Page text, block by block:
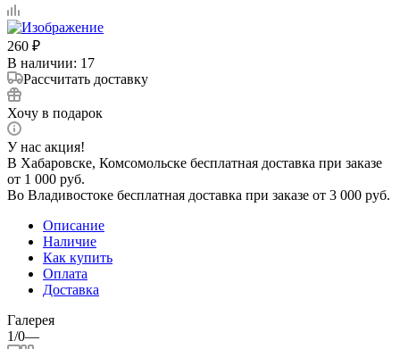
260 ₽
В наличии: 17
Рассчитать доставку
Хочу в подарок
У нас акция!
В Хабаровске, Комсомольске бесплатная доставка при заказе
от 1 000 руб.
Во Владивостоке бесплатная доставка при заказе от 3 000 руб.
Описание
Наличие
Как купить
Оплата
Доставка
Галерея
1/0—